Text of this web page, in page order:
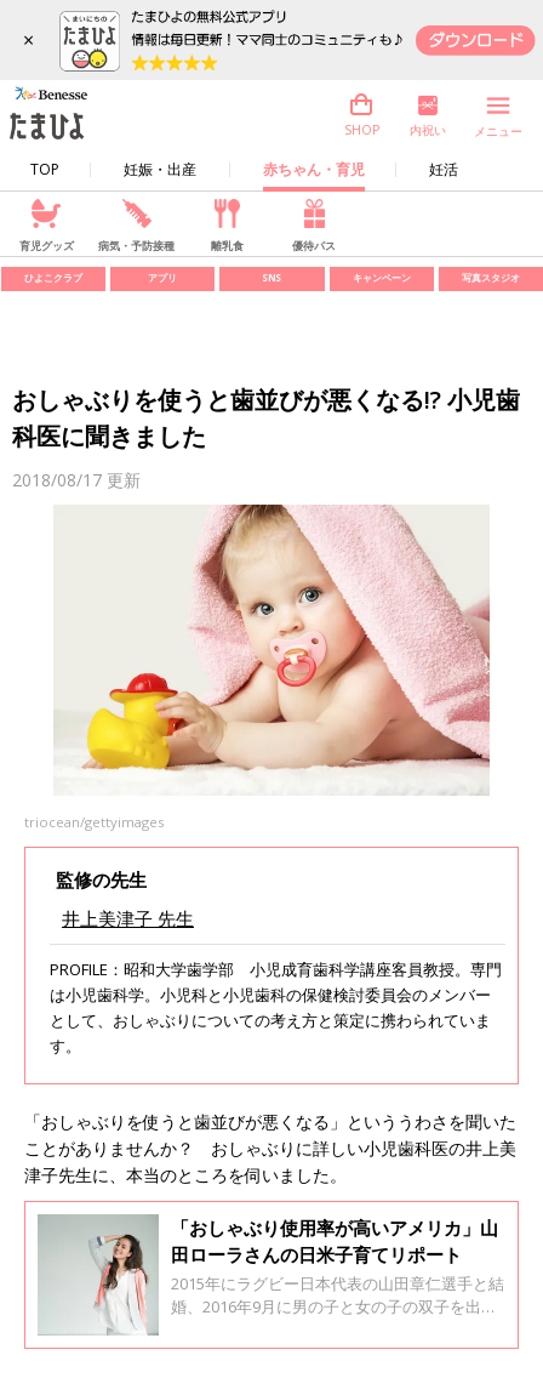
×
TOP 妊娠・出産 赤ちゃん・育児 妊活
SHOP 内祝い メニュー
育児グッズ 病気・予防接種 離乳食 優待パス
ひよこクラブ アプリ SNS キャンペーン 写真スタジオ
おしゃぶりを使うと歯並びが悪くなる!? 小児歯
科医に聞きました
2018/08/17 更新
triocean/gettyimages
監修の先生
井上美津子 先生
PROFILE：昭和大学歯学部 小児成育歯科学講座客員教授。専門
は小児歯科学。小児科と小児歯科の保健検討委員会のメンバー
として、おしゃぶりについての考え方と策定に携わられていま
す。
「おしゃぶりを使うと歯並びが悪くなる」といううわさを聞いた
ことがありませんか？ おしゃぶりに詳しい小児歯科医の井上美
津子先生に、本当のところを伺いました。
「おしゃぶり使用率が高いアメリカ」山
田ローラさんの日米子育てリポート
2015年にラグビー日本代表の山田章仁選手と結
婚、2016年9月に男の子と女の子の双子を出産
ご実家がアメリカにあります。そんなローラさ